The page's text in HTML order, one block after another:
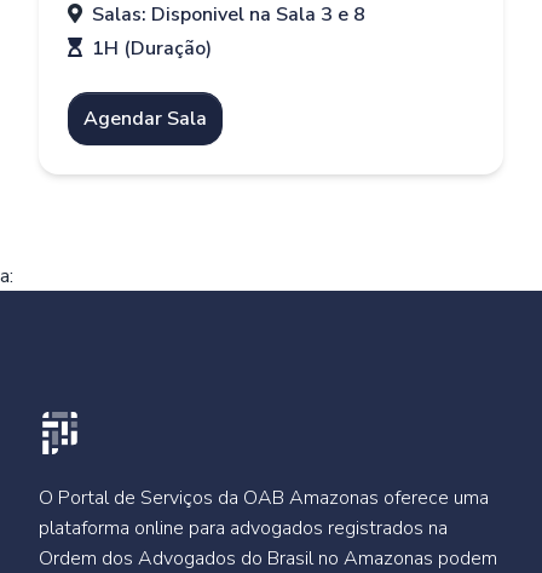
Salas: Disponivel na Sala 3 e 8
1H (Duração)
Agendar Sala
a:
O Portal de Serviços da OAB Amazonas oferece uma
plataforma online para advogados registrados na
Ordem dos Advogados do Brasil no Amazonas podem